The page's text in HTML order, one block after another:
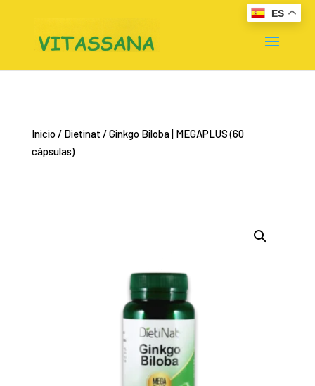
Inicio/ Dietinat / Ginkgo Biloba | MEGAPLUS (60
cápsulas)
ES